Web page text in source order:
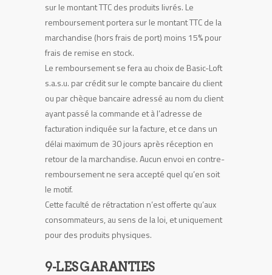
sur le montant TTC des produits livrés. Le
remboursement portera sur le montant TTC de la
marchandise (hors frais de port) moins 15% pour
frais de remise en stock.
Le remboursement se fera au choix de Basic-Loft
s.a.s.u. par crédit sur le compte bancaire du client
ou par chèque bancaire adressé au nom du client
ayant passé la commande et à l’adresse de
facturation indiquée sur la facture, et ce dans un
délai maximum de 30 jours après réception en
retour de la marchandise. Aucun envoi en contre-
remboursement ne sera accepté quel qu’en soit
le motif.
Cette faculté de rétractation n’est offerte qu’aux
consommateurs, au sens de la loi, et uniquement
pour des produits physiques.
9-LES GARANTIES